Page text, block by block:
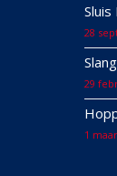
Sluis
28
29
1